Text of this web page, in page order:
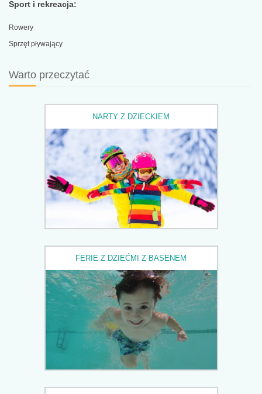
Sport i rekreacja:
Rowery
Sprzęt pływający
Warto przeczytać
NARTY Z DZIECKIEM
FERIE Z DZIEĆMI Z BASENEM